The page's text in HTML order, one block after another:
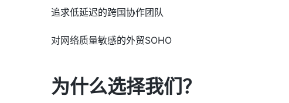
追求低延迟的跨国协作团队
对网络质量敏感的外贸SOHO
为什么选择我们？